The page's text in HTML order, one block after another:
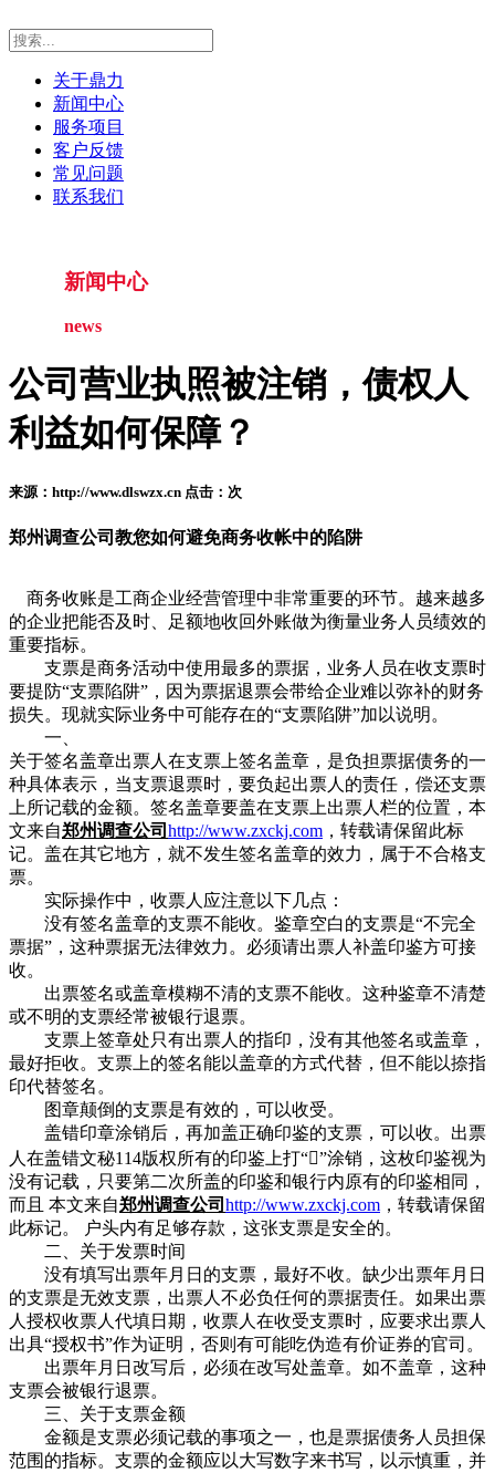
关于鼎力
新闻中心
服务项目
客户反馈
常见问题
联系我们
新闻中心
news
公司营业执照被注销，债权人
利益如何保障？
来源：http://www.dlswzx.cn 点击： 次
郑州调查公司教您如何避免商务收帐中的陷阱
商务收账是工商企业经营管理中非常重要的环节。越来越多
的企业把能否及时、足额地收回外账做为衡量业务人员绩效的
重要指标。
支票是商务活动中使用最多的票据，业务人员在收支票时
要提防“支票陷阱”，因为票据退票会带给企业难以弥补的财务
损失。现就实际业务中可能存在的“支票陷阱”加以说明。
一、
关于签名盖章出票人在支票上签名盖章，是负担票据债务的一
种具体表示，当支票退票时，要负起出票人的责任，偿还支票
上所记载的金额。签名盖章要盖在支票上出票人栏的位置，本
文来自郑州调查公司 http://www.zxckj.com ，转载请保留此标
记。盖在其它地方，就不发生签名盖章的效力，属于不合格支
票。
实际操作中，收票人应注意以下几点：
没有签名盖章的支票不能收。鉴章空白的支票是“不完全
票据”，这种票据无法律效力。必须请出票人补盖印鉴方可接
收。
出票签名或盖章模糊不清的支票不能收。这种鉴章不清楚
或不明的支票经常被银行退票。
支票上签章处只有出票人的指印，没有其他签名或盖章，
最好拒收。支票上的签名能以盖章的方式代替，但不能以捺指
印代替签名。
图章颠倒的支票是有效的，可以收受。
盖错印章涂销后，再加盖正确印鉴的支票，可以收。出票
人在盖错文秘114版权所有的印鉴上打“”涂销，这枚印鉴视为
没有记载，只要第二次所盖的印鉴和银行内原有的印鉴相同，
而且 本文来自郑州调查公司 http://www.zxckj.com ，转载请保留
此标记。 户头内有足够存款，这张支票是安全的。
二、关于发票时间
没有填写出票年月日的支票，最好不收。缺少出票年月日
的支票是无效支票，出票人不必负任何的票据责任。如果出票
人授权收票人代填日期，收票人在收受支票时，应要求出票人
出具“授权书”作为证明，否则有可能吃伪造有价证券的官司。
出票年月日改写后，必须在改写处盖章。如不盖章，这种
支票会被银行退票。
三、关于支票金额
金额是支票必须记载的事项之一，也是票据债务人员担保
范围的指标。支票的金额应以大写数字来书写，以示慎重，并